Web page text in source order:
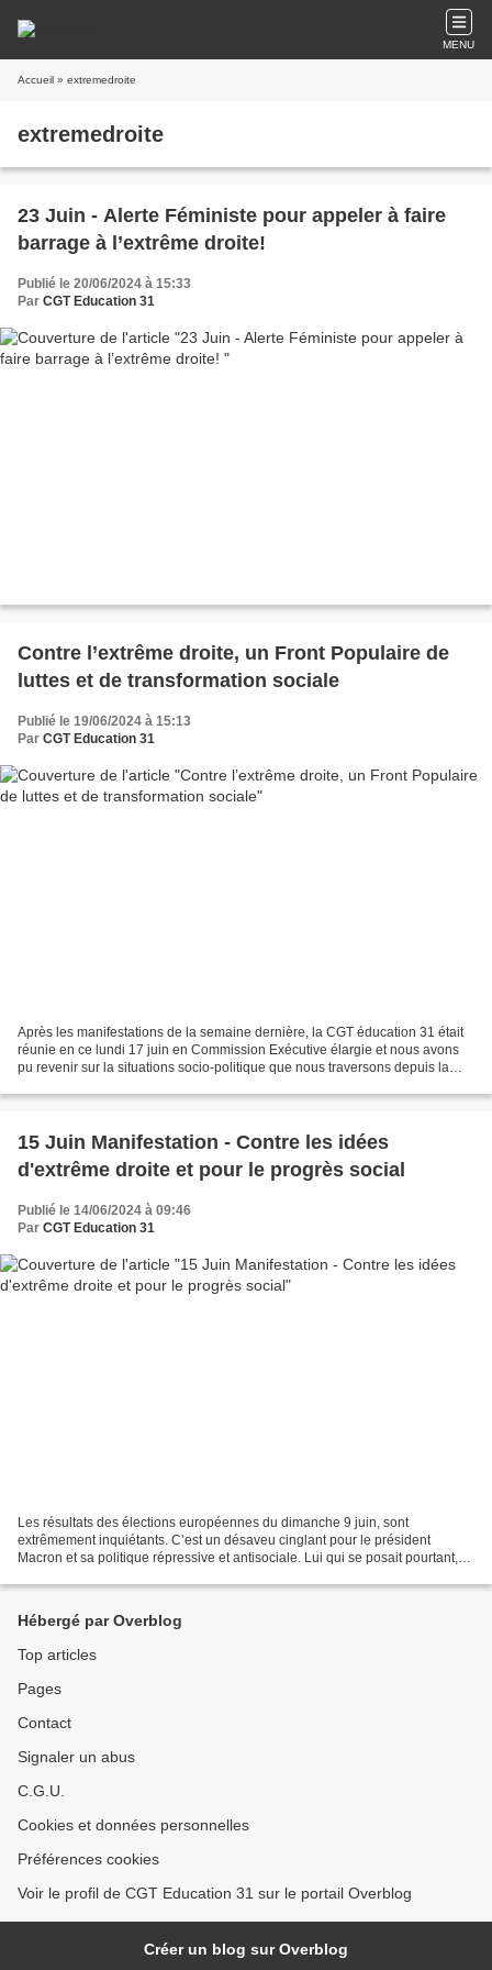
MENU
Accueil » extremedroite
extremedroite
23 Juin - Alerte Féministe pour appeler à faire
barrage à l’extrême droite!
Publié le 20/06/2024 à 15:33
Par CGT Education 31
Contre l’extrême droite, un Front Populaire de
luttes et de transformation sociale
Publié le 19/06/2024 à 15:13
Par CGT Education 31
Après les manifestations de la semaine dernière, la CGT éducation 31 était
réunie en ce lundi 17 juin en Commission Exécutive élargie et nous avons
pu revenir sur la situations socio-politique que nous traversons depuis la
15 Juin Manifestation - Contre les idées
d'extrême droite et pour le progrès social
Publié le 14/06/2024 à 09:46
Par CGT Education 31
Les résultats des élections européennes du dimanche 9 juin, sont
extrêmement inquiétants. C’est un désaveu cinglant pour le président
Macron et sa politique répressive et antisociale. Lui qui se posait pourtant,
Hébergé par Overblog
Top articles
Pages
Contact
Signaler un abus
C.G.U.
Cookies et données personnelles
Préférences cookies
Voir le profil de CGT Education 31 sur le portail Overblog
Créer un blog sur Overblog